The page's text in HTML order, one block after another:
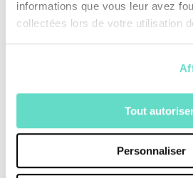
informations que vous leur avez
collectées lors de votre utilisation
Tout
Personnaliser
Je fais un
Revoir la messe du 02
TOUS NOS